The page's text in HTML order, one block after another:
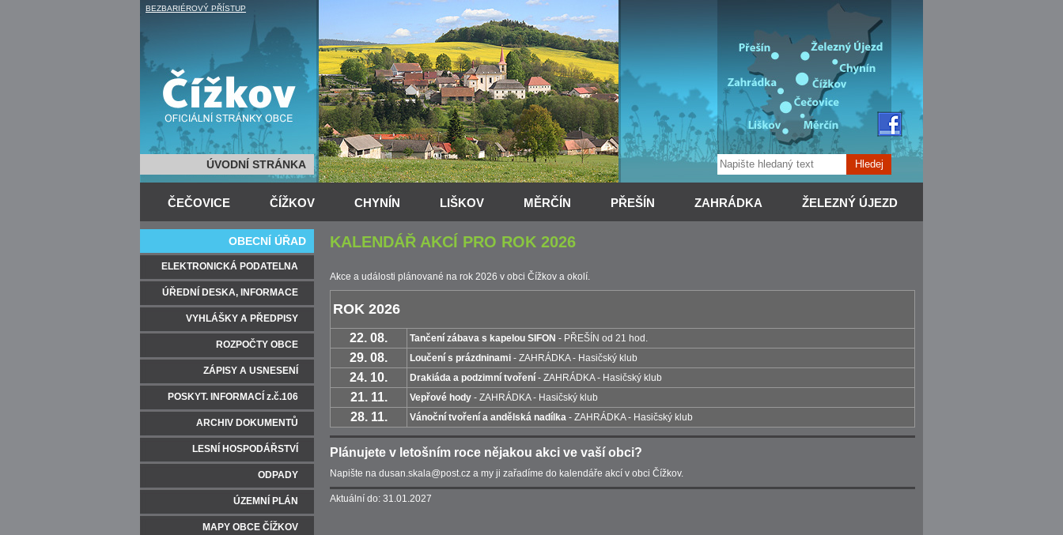
BEZBARIÉROVÝ PŘÍSTUP
Hledej
ÚVODNÍ STRÁNKA
ČEČOVICE ČÍŽKOV CHYNÍN LIŠKOV MĚRČÍN PŘEŠÍN ZAHRÁDKA ŽELEZNÝ ÚJEZD
KALENDÁŘ AKCÍ PRO ROK 2026
Akce a události plánované na rok 2026 v obci Čížkov a okolí.
ROK 2026
22. 08. Tančení zábava s kapelou SIFON - PŘEŠÍN od 21 hod.
29. 08. Loučení s prázdninami - ZAHRÁDKA - Hasičský klub
24. 10. Drakiáda a podzimní tvoření - ZAHRÁDKA - Hasičský klub
21. 11. Vepřové hody - ZAHRÁDKA - Hasičský klub
28. 11. Vánoční tvoření a andělská nadílka - ZAHRÁDKA - Hasičský klub
Plánujete v letošním roce nějakou akci ve vaší obci?
Napište na dusan.skala@post.cz a my ji zařadíme do kalendáře akcí v obci Čížkov.
Aktuální do: 31.01.2027
OBECNÍ ÚŘAD
ELEKTRONICKÁ PODATELNA
ÚŘEDNÍ DESKA, INFORMACE
VYHLÁŠKY A PŘEDPISY
ROZPOČTY OBCE
ZÁPISY A USNESENÍ
POSKYT. INFORMACÍ z.č.106
ARCHIV DOKUMENTŮ
LESNÍ HOSPODÁŘSTVÍ
ODPADY
ÚZEMNÍ PLÁN
MAPY OBCE ČÍŽKOV